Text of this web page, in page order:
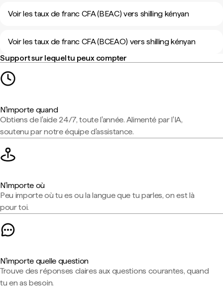
Voir les taux de franc CFA (BEAC) vers shilling kényan
Voir les taux de franc CFA (BCEAO) vers shilling kényan
Support sur lequel tu peux compter
N'importe quand
Obtiens de l'aide 24/7, toute l'année. Alimenté par l'IA,
soutenu par notre équipe d'assistance.
N'importe où
Peu importe où tu es ou la langue que tu parles, on est là
pour toi.
N'importe quelle question
Trouve des réponses claires aux questions courantes, quand
tu en as besoin.